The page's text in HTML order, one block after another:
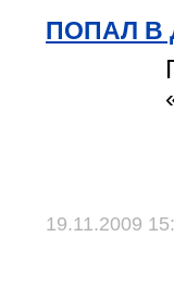
ПОПАЛ В
19.11.2009